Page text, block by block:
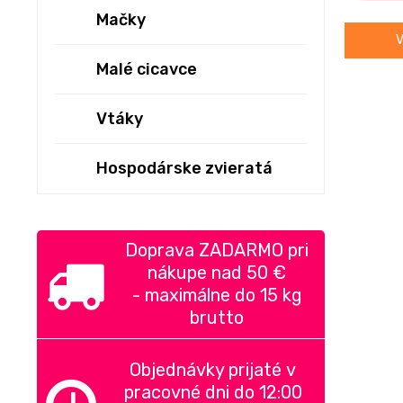
Mačky
Malé cicavce
Vtáky
Hospodárske zvieratá
Doprava ZADARMO pri
nákupe nad 50 €
- maximálne do 15 kg
brutto
Objednávky prijaté v
pracovné dni do 12:00